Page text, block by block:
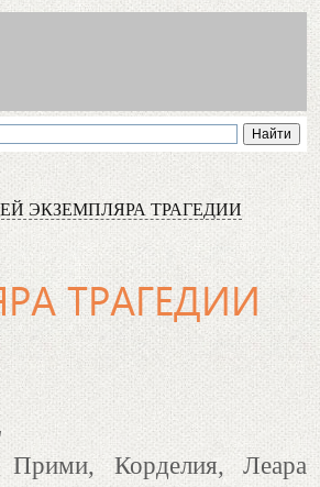
ЭКЗЕМПЛЯРА ТРАГЕДИИ
ТРАГЕДИИ
Прими, Корделия, Леара